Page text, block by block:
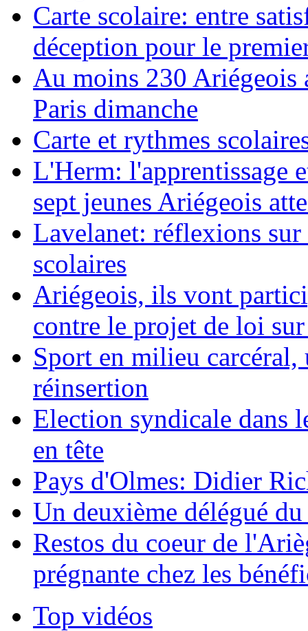
Carte scolaire: entre
déception pour le
Au moins 230 Ariégeois
Paris dimanche
Carte et rythmes
L'Herm: l'apprentissage
sept jeunes Ariégeois
Lavelanet: réflexions sur
scolaires
Ariégeois, ils vont
contre le projet de loi
Sport en milieu
réinsertion
Election syndicale dans
en tête
Pays d'Olmes: Didier
Un deuxième délégué
Restos du coeur de
prégnante chez les
Top vidéos